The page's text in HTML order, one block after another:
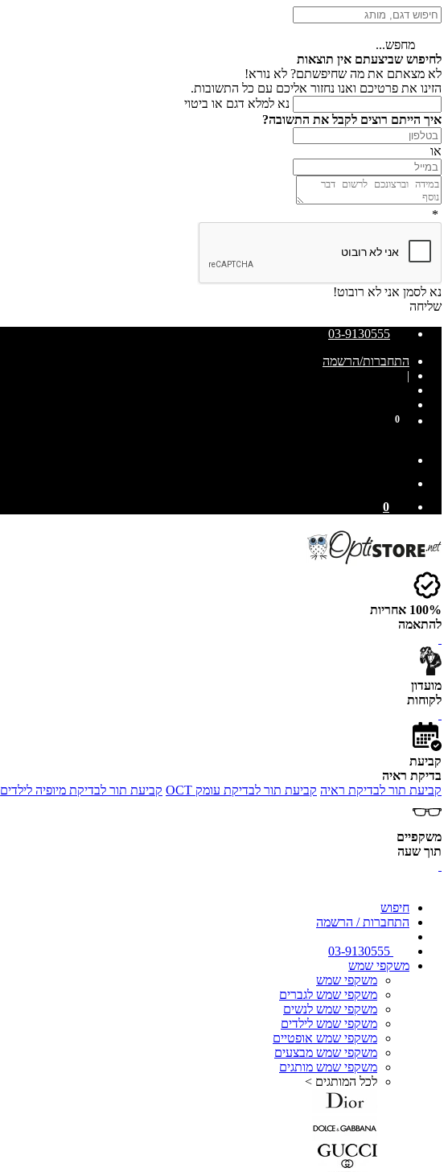
מחפש...
לחיפוש שביצעתם אין תוצאות
לא מצאתם את מה שחיפשתם? לא נורא!
הזינו את פרטיכם ואנו נחזור אליכם עם כל התשובות.
נא למלא דגם או ביטוי
איך הייתם רוצים לקבל את התשובה?
או
*
נא לסמן אני לא רובוט!
שליחה
03-9130555
התחברות/הרשמה
|
0
0
100% אחריות
להתאמה
מועדון
לקוחות
קביעת
בדיקת ראיה
קביעת תור לבדיקת ראיה קביעת תור לבדיקת עומק OCT קביעת תור לבדיקת מיופיה לילדים
משקפיים
תוך שעה
חיפוש
התחברות / הרשמה
משקפי שמש
משקפי שמש
משקפי שמש לגברים
משקפי שמש לנשים
משקפי שמש לילדים
משקפי שמש אופטיים
משקפי שמש מבצעים
משקפי שמש מותגים
לכל המותגים >